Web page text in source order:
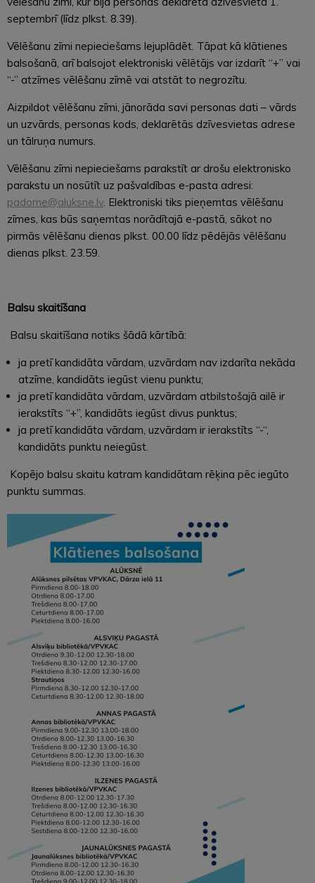
septembrī (līdz plkst. 8.39).
Vēlēšanu zīmi nepieciešams lejuplādēt. Tāpat kā klātienes
balsošanā, arī balsojot elektroniski vēlētājs var izdarīt “+” vai
“-” atzīmes vēlēšanu zīmē vai atstāt to negrozītu.
Aizpildot vēlēšanu zīmi, jānorāda savi personas dati – vārds
un uzvārds, personas kods, deklarētās dzīvesvietas adrese
un tālruņa numurs.
Vēlēšanu zīmi nepieciešams parakstīt ar drošu elektronisko
parakstu un nosūtīt uz pašvaldības e-pasta adresi:
padome@aluksne.lv. Elektroniski tiks pieņemtas vēlēšanu
zīmes, kas būs saņemtas norādītajā e-pastā, sākot no
pirmās vēlēšanu dienas plkst. 00.00 līdz pēdējās vēlēšanu
dienas plkst. 23.59.
Balsu skaitīšana
Balsu skaitīšana notiks šādā kārtībā:
ja pretī kandidāta vārdam, uzvārdam nav izdarīta nekāda
atzīme, kandidāts iegūst vienu punktu;
ja pretī kandidāta vārdam, uzvārdam atbilstošajā ailē ir
ierakstīts “+”, kandidāts iegūst divus punktus;
ja pretī kandidāta vārdam, uzvārdam ir ierakstīts “-“,
kandidāts punktu neiegūst.
Kopējo balsu skaitu katram kandidātam rēķina pēc iegūto
punktu summas.